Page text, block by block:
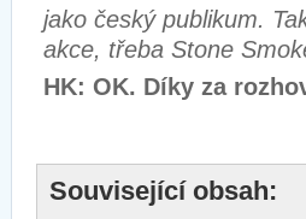
jako český publikum.
akce, třeba Stone
HK: OK. Díky za
Související obsah: